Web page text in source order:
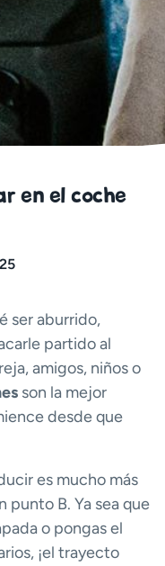
en el coche
ser aburrido,
partido al
amigos, niños o
son la mejor
desde que
es mucho más
punto B. Ya sea que
o pongas el
¡el trayecto